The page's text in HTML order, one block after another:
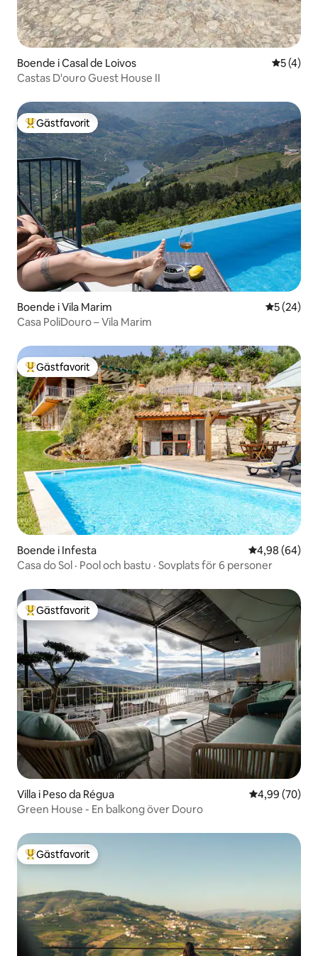
Boende i Casal de Loivos 5 av 5 i
5 (4)
Castas D'ouro Guest House II
Populär gästfavorit
Gästfavorit
Boende i Vila Marim 5 av 5 i
5 (24)
Casa PoliDouro – Vila Marim
Populär gästfavorit
Gästfavorit
Boende i Infesta 4,98 av 5 i
4,98 (64)
Casa do Sol · Pool och bastu · Sovplats för 6 personer
Populär gästfavorit
Gästfavorit
Villa i Peso da Régua 4,99 av 5 i
4,99 (70)
Green House - En balkong över Douro
Populär gästfavorit
Gästfavorit